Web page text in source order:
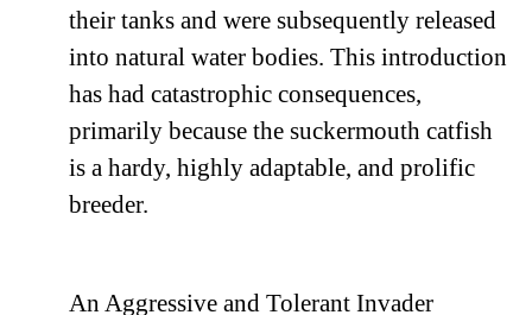
their tanks and were subsequently released
into natural water bodies. This introduction
has had catastrophic consequences,
primarily because the suckermouth catfish
is a hardy, highly adaptable, and prolific
breeder.
An Aggressive and Tolerant Invader